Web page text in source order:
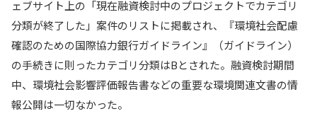
ェブサイト上の「現在融資検討中のプロジェクトでカテゴリ
分類が終了した」案件のリストに掲載され、『環境社会配慮
確認のための国際協力銀行ガイドライン』（ガイドライン）
の手続きに則ったカテゴリ分類はBとされた。融資検討期間
中、環境社会影響評価報告書などの重要な環境関連文書の情
報公開は一切なかった。